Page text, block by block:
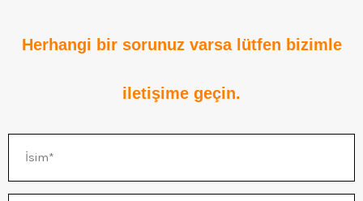
Herhangi bir sorunuz varsa lütfen bizimle
iletişime geçin.